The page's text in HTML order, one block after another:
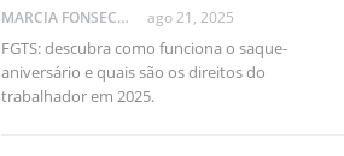
MARCIA FONSECA - FINANCIAL CONSULTANT ago 21, 2025
FGTS: descubra como funciona o saque-
aniversário e quais são os direitos do
trabalhador em 2025.